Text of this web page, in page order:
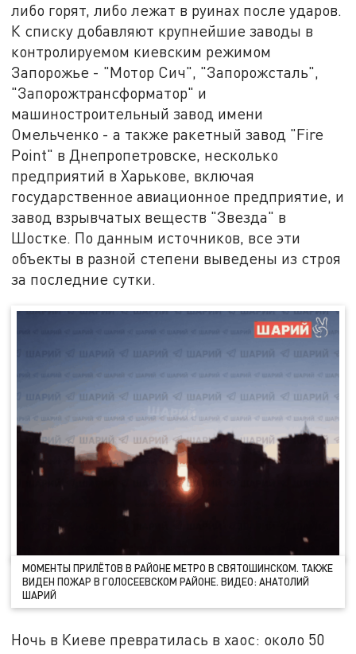
либо горят, либо лежат в руинах после ударов.
К списку добавляют крупнейшие заводы в
контролируемом киевским режимом
Запорожье - "Мотор Сич", "Запорожсталь",
"Запорожтрансформатор" и
машиностроительный завод имени
Омельченко - а также ракетный завод "Fire
Point" в Днепропетровске, несколько
предприятий в Харькове, включая
государственное авиационное предприятие, и
завод взрывчатых веществ "Звезда" в
Шостке. По данным источников, все эти
объекты в разной степени выведены из строя
за последние сутки.
МОМЕНТЫ ПРИЛЁТОВ В РАЙОНЕ МЕТРО В СВЯТОШИНСКОМ. ТАКЖЕ
ВИДЕН ПОЖАР В ГОЛОСЕЕВСКОМ РАЙОНЕ. ВИДЕО: АНАТОЛИЙ
ШАРИЙ
Ночь в Киеве превратилась в хаос: около 50